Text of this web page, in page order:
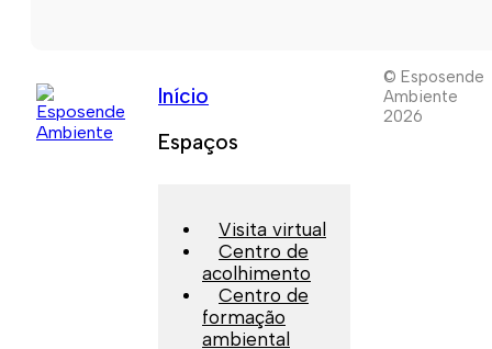
Início
Espaços
Visita virtual
Centro de
acolhimento
Centro de
formação
ambiental
© Esposende
Ambiente
2026